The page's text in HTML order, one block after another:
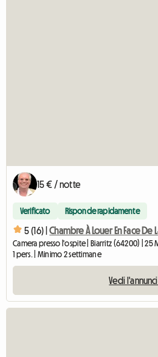
15 € / notte
Verificato Risponde rapidamente
5 (16) | Chambre À Louer En Face De
Camera presso l'ospite | Biarritz (64200) | 25
1 pers. | Minimo 2 settimane
Vedi